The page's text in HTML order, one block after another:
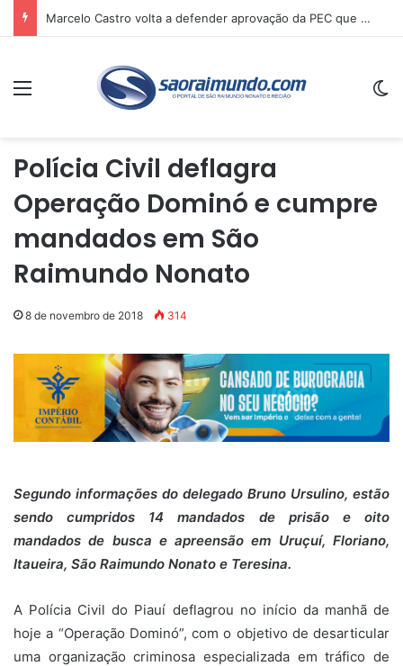
Marcelo Castro volta a defender aprovação da PEC que acaba com a escala 6×1 e avalia clima no Senado
Menu
Polícia Civil deflagra
Operação Dominó e cumpre
mandados em São
Raimundo Nonato
8 de novembro de 2018 314
Segundo informações do delegado Bruno Ursulino, estão
sendo cumpridos 14 mandados de prisão e oito
mandados de busca e apreensão em Uruçuí, Floriano,
Itaueira, São Raimundo Nonato e Teresina.
A Polícia Civil do Piauí deflagrou no início da manhã de
hoje a “Operação Dominó”, com o objetivo de desarticular
uma organização criminosa especializada em tráfico de